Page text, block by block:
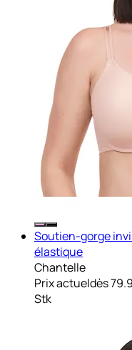
Soutien-gorge
élastique
Chantelle
Prix actueldès
Stk